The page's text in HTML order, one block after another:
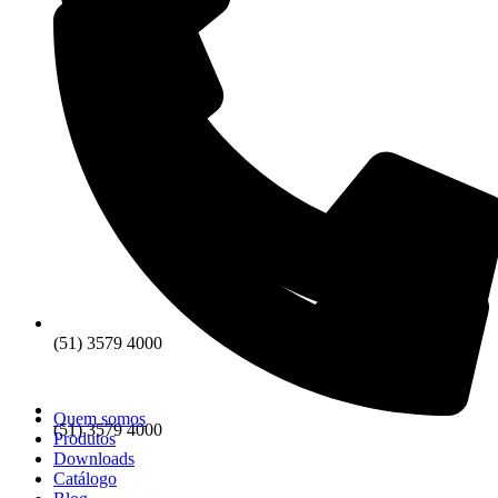
(51) 3579 4000
(51) 3579 4000
Quem somos
Produtos
Downloads
Catálogo